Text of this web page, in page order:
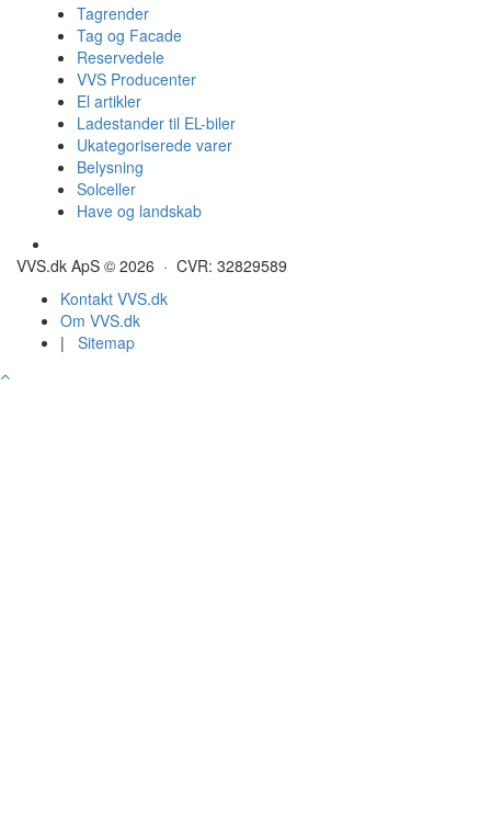
Tagrender
Tag og Facade
Reservedele
VVS Producenter
El artikler
Ladestander til EL-biler
Ukategoriserede varer
Belysning
Solceller
Have og landskab
VVS.dk ApS © 2026 · CVR: 32829589
Kontakt VVS.dk
Om VVS.dk
| Sitemap